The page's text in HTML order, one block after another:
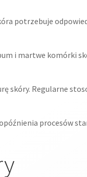
potrzebuje
i martwe komórki
skóry. Regularne
procesów